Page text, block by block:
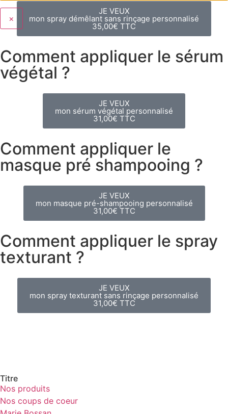
JE VEUX
mon spray démêlant sans rinçage personnalisé
35,00€ TTC
Comment appliquer le sérum
végétal ?
JE VEUX
mon sérum végétal personnalisé
31,00€ TTC
Comment appliquer le
masque pré shampooing ?
JE VEUX
mon masque pré-shampooing personnalisé
31,00€ TTC
Comment appliquer le spray
texturant ?
JE VEUX
mon spray texturant sans rinçage personnalisé
31,00€ TTC
Titre
Nos produits
Nos coups de coeur
×